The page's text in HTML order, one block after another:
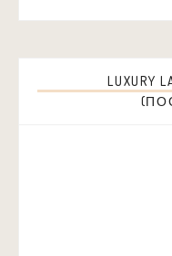
LUXURY